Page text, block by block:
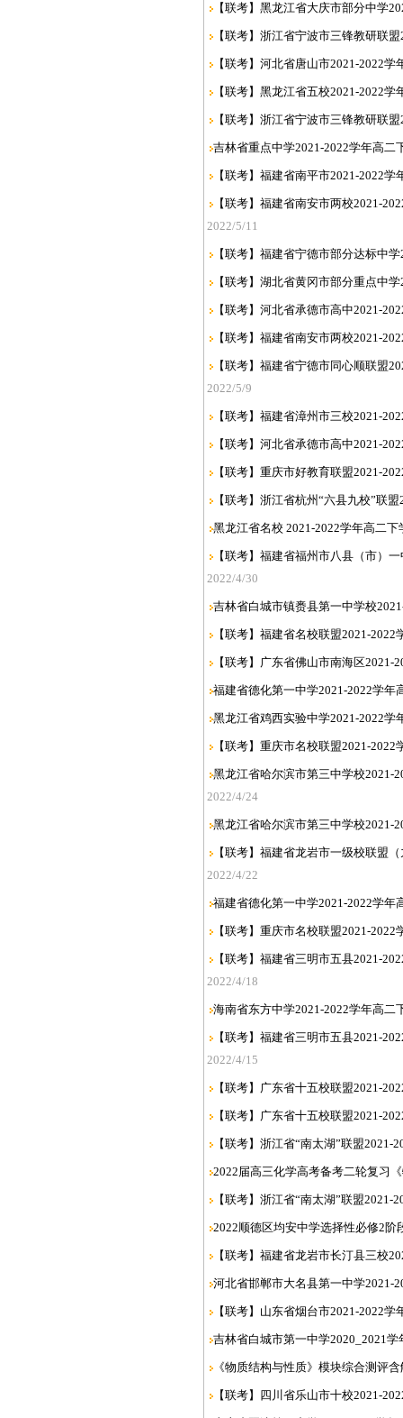
【联考】黑龙江省大庆市部分中学
【联考】浙江省宁波市三锋教研联
【联考】河北省唐山市2021-2022
【联考】黑龙江省五校2021-2022
【联考】浙江省宁波市三锋教研联
吉林省重点中学2021-2022学年高二
【联考】福建省南平市2021-2022
【联考】福建省南安市两校2021-
2022/5/11
【联考】福建省宁德市部分达标中
【联考】湖北省黄冈市部分重点中
【联考】河北省承德市高中2021-
【联考】福建省南安市两校2021-
【联考】福建省宁德市同心顺联盟
2022/5/9
【联考】福建省漳州市三校2021-
【联考】河北省承德市高中2021-
【联考】重庆市好教育联盟2021-
【联考】浙江省杭州“六县九校”联
黑龙江省名校 2021-2022学年高二
【联考】福建省福州市八县（市）
2022/4/30
吉林省白城市镇赉县第一中学校
【联考】福建省名校联盟2021-
【联考】广东省佛山市南海区
福建省德化第一中学2021-2022学年
黑龙江省鸡西实验中学2021-2022学
【联考】重庆市名校联盟2021-
黑龙江省哈尔滨市第三中学校2021-
2022/4/24
黑龙江省哈尔滨市第三中学校2021-
【联考】福建省龙岩市一级校联盟
2022/4/22
福建省德化第一中学2021-2022学年
【联考】重庆市名校联盟2021-
【联考】福建省三明市五县2021-
2022/4/18
海南省东方中学2021-2022学年高二
【联考】福建省三明市五县2021-
2022/4/15
【联考】广东省十五校联盟2021-
【联考】广东省十五校联盟2021-
【联考】浙江省“南太湖”联盟
2022届高三化学高考备考二轮复习
【联考】浙江省“南太湖”联盟
2022顺德区均安中学选择性必修2阶
【联考】福建省龙岩市长汀县三校
河北省邯郸市大名县第一中学2021-
【联考】山东省烟台市2021-2022
吉林省白城市第一中学2020_2021
《物质结构与性质》模块综合测评
【联考】四川省乐山市十校2021-